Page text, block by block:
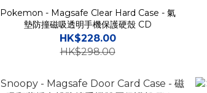
Pokemon - Magsafe Clear Hard Case - 氣
墊防撞磁吸透明手機保護硬殼 CD
HK$228.00
HK$298.00